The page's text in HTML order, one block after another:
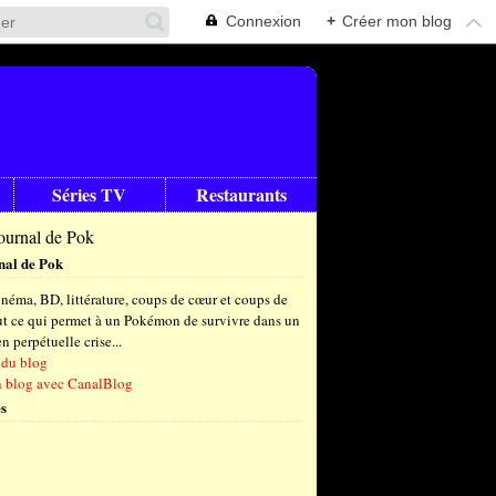
Connexion + Créer mon blog
Séries TV Restaurants
de Pok
BD, littérature, coups de cœur et coups de
ce qui permet à un Pokémon de survivre dans un
perpétuelle crise...
blog
blog avec CanalBlog